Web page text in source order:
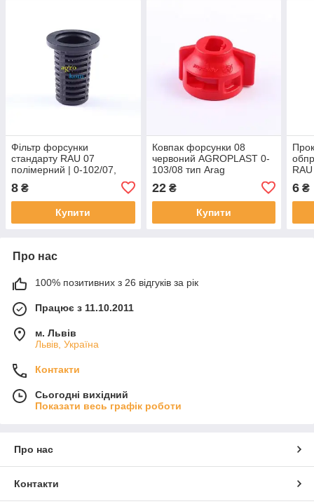
Фільтр форсунки
стандарту RAU 07
полімерний | 0-102/07,
8 ₴
Купити
Ковпак форсунки 08
червоний AGROPLAST 0-
103/08 тип Arag
22₴
Купити
6 ₴
Про нас
100% позитивних з 26 відгуків за рік
Працює з 11.10.2011
м. Львів
Львів, Україна
Контакти
Сьогодні вихідний
Показати весь графік роботи
Про нас
Контакти